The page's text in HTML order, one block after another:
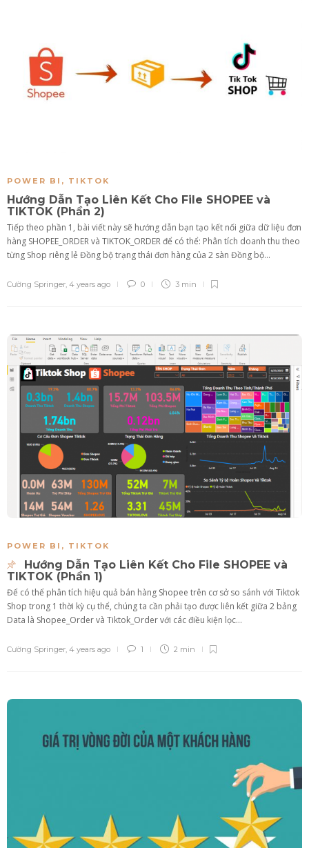
POWER BI , TIKTOK
Hướng Dẫn Tạo Liên Kết Cho File SHOPEE và
TIKTOK (Phần 2)
Tiếp theo phần 1, bài viết này sẽ hướng dẫn bạn tạo kết nối giữa dữ liệu đơn
hàng SHOPEE_ORDER và TIKTOK_ORDER để có thể: Phân tích doanh thu theo
từng Shop riêng lẻ Đồng bộ trạng thái đơn hàng của 2 sàn Đồng bộ...
Cường Springer 4 years ago 0 3 min
POWER BI , TIKTOK
Hướng Dẫn Tạo Liên Kết Cho File SHOPEE và
TIKTOK (Phần 1)
Để có thể phân tích hiệu quả bán hàng Shopee trên cơ sở so sánh với Tiktok
Shop trong 1 thời kỳ cụ thể, chúng ta cần phải tạo được liên kết giữa 2 bảng
Data là Shopee_Order và Tiktok_Order với các điều kiện lọc...
Cường Springer 4 years ago 1 2 min